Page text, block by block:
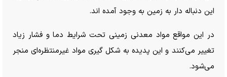
این دنباله دار به زمین به وجود آمده اند.
در این مواقع مواد معدنی زمینی تحت شرایط دما و فشار زیاد
تغییر می‌کنند و این پدیده به شکل گیری مواد غیرمنتظره‌ای منجر
می‌شود.